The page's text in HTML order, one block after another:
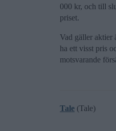
000 kr, och till
priset.
Vad gäller aktier
ha ett visst pris
motsvarande
Tale (Tale)